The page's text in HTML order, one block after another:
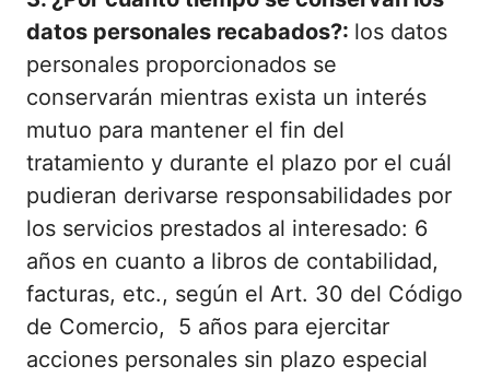
datos personales recabados?: los datos
personales proporcionados se
conservarán mientras exista un interés
mutuo para mantener el fin del
tratamiento y durante el plazo por el cuál
pudieran derivarse responsabilidades por
los servicios prestados al interesado: 6
años en cuanto a libros de contabilidad,
facturas, etc., según el Art. 30 del Código
de Comercio, 5 años para ejercitar
acciones personales sin plazo especial